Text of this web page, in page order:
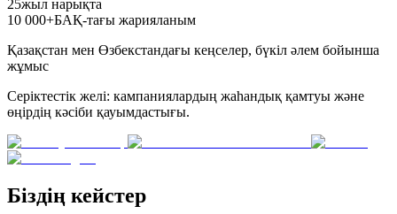
25жыл нарықта
10 000+БАҚ-тағы жарияланым
Қазақстан мен Өзбекстандағы кеңселер, бүкіл әлем бойынша
жұмыс
Серіктестік желі: кампаниялардың жаһандық қамтуы және
өңірдің кәсіби қауымдастығы.
Біздің кейстер